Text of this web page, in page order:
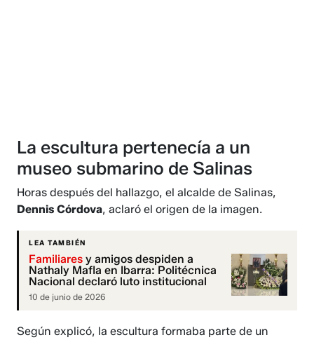
La escultura pertenecía a un
museo submarino de Salinas
Horas después del hallazgo, el alcalde de Salinas,
Dennis Córdova, aclaró el origen de la imagen.
LEA TAMBIÉN
Familiares y amigos despiden a
Nathaly Mafla en Ibarra: Politécnica
Nacional declaró luto institucional
10 de junio de 2026
Según explicó, la escultura formaba parte de un